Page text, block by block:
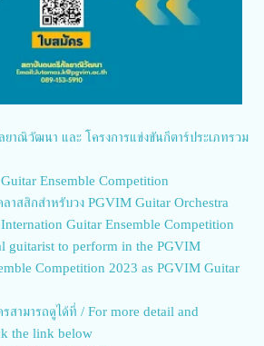
า และ โครงการแข่งขันกีตาร์ประเภทรวม
Ensemble Competition
าสสิกสำหรับวง PGVIM Guitar Orchestra
Guitar Ensemble Competition
guitarist to perform in the PGVIM
Competition 2023 as PGVIM Guitar
รสามารถดูได้ที่ / For more detail and
the link below